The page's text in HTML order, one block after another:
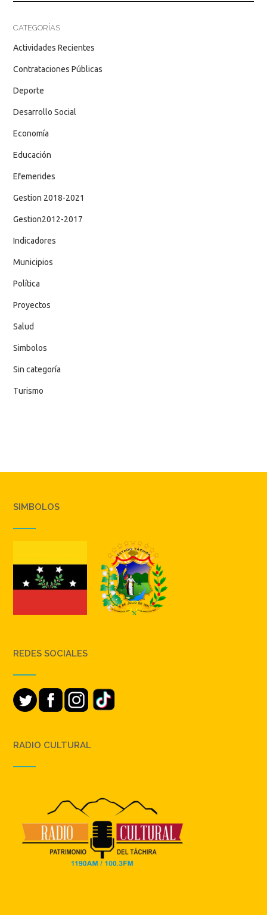
CATEGORÍAS
Actividades Recientes
Contrataciones Públicas
Deporte
Desarrollo Social
Economía
Educación
Efemerides
Gestion 2018-2021
Gestion2012-2017
Indicadores
Municipios
Política
Proyectos
Salud
Simbolos
Sin categoría
Turismo
SIMBOLOS
REDES SOCIALES
RADIO CULTURAL